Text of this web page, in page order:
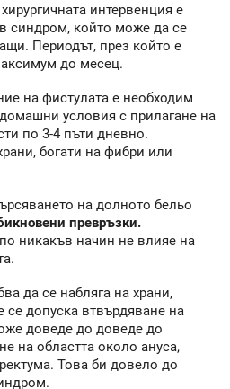
интервенция е
синдром, който може да се
Периодът, през който е
до месец.
на фистулата е необходим
условия с прилагане на
по 3-4 пъти дневно.
богати на фибри или
на долното бельо
превръзки.
никакъв начин не влияе на
да се набляга на храни,
се допуска втвърдяване на
доведе до доведе до
на областта около ануса,
Това би довело до